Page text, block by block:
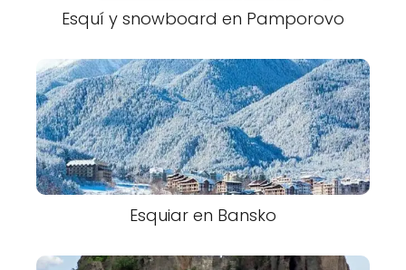
Esquí y snowboard en Pamporovo
Esquiar en Bansko